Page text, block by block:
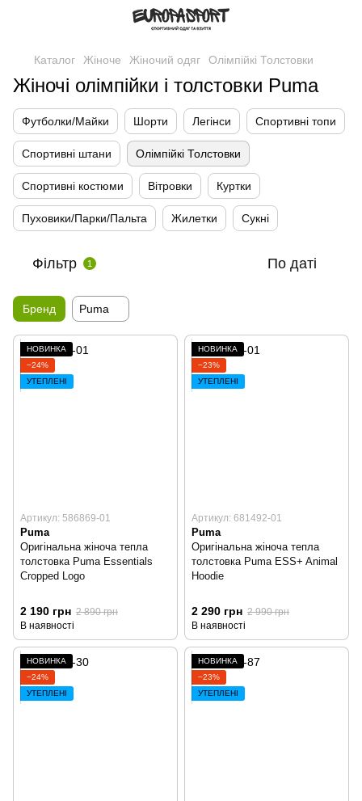
Каталог Жіноче Жіночий одяг Олімпійкі Толстовки
Жіночі олімпійки і толстовки Puma
Футболки/Майки Шорти Легінси Спортивні топи
Спортивні штани Олімпійкі Толстовки
Спортивні костюми Вітровки Куртки
Пуховики/Парки/Пальта Жилетки Сукні
Фільтр 1 По даті
Бренд Puma
НОВИНКА
−24%
УТЕПЛЕНІ
Артикул: 586869-01
Puma
Оригінальна жіноча тепла
толстовка Puma Essentials
Cropped Logo
2 190 грн 2 890 грн
В наявності
НОВИНКА
−23%
УТЕПЛЕНІ
Артикул: 681492-01
Puma
Оригінальна жіноча тепла
толстовка Puma ESS+ Animal
Hoodie
2 290 грн 2 990 грн
В наявності
НОВИНКА
−24%
УТЕПЛЕНІ
НОВИНКА
−23%
УТЕПЛЕНІ